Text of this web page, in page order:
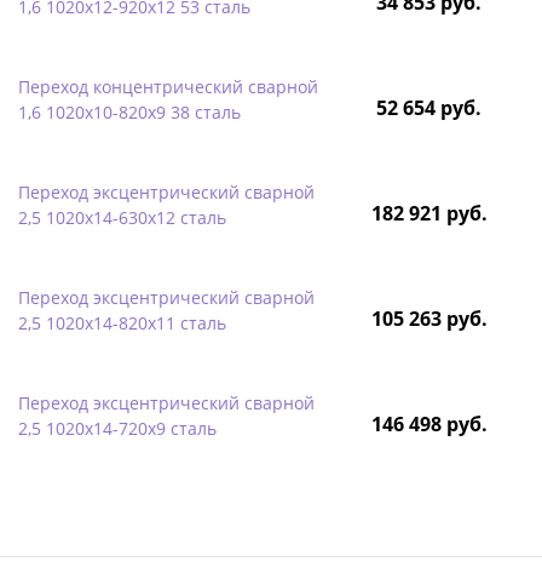
1,6 1020х12-920х12 53 сталь
Переход концентрический сварной
1,6 1020х10-820х9 38 сталь
52 654 руб.
Переход эксцентрический сварной
2,5 1020х14-630х12 сталь
182 921 руб.
Переход эксцентрический сварной
2,5 1020х14-820х11 сталь
105 263 руб.
Переход эксцентрический сварной
2,5 1020х14-720х9 сталь
146 498 руб.